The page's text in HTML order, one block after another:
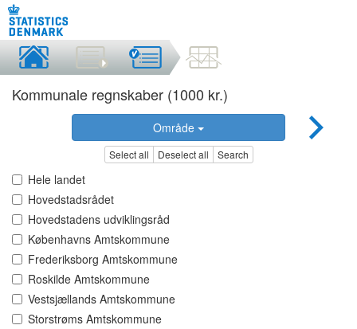
Kommunale regnskaber (1000 kr.)
Område
Select all Deselect all Search
Hele landet
Hovedstadsrådet
Hovedstadens udviklingsråd
Københavns Amtskommune
Frederiksborg Amtskommune
Roskilde Amtskommune
Vestsjællands Amtskommune
Storstrøms Amtskommune